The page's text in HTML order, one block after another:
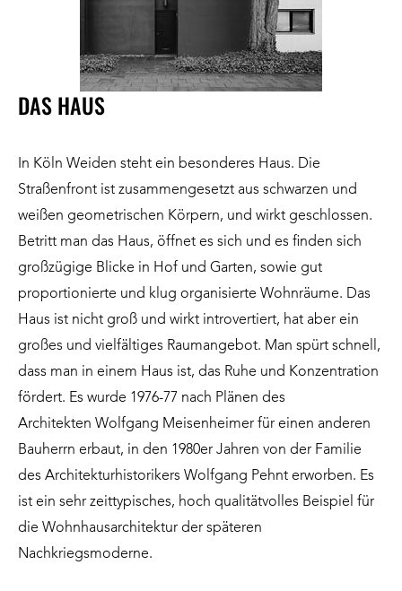
DAS HAUS
In Köln Weiden steht ein besonderes Haus. Die
Straßenfront ist zusammengesetzt aus schwarzen und
weißen geometrischen Körpern, und wirkt geschlossen.
Betritt man das Haus, öffnet es sich und es finden sich
großzügige Blicke in Hof und Garten, sowie gut
proportionierte und klug organisierte Wohnräume. Das
Haus ist nicht groß und wirkt introvertiert, hat aber ein
großes und vielfältiges Raumangebot. Man spürt schnell,
dass man in einem Haus ist, das Ruhe und Konzentration
fördert. Es wurde 1976-77 nach Plänen des
Architekten Wolfgang Meisenheimer für einen anderen
Bauherrn erbaut, in den 1980er Jahren von der Familie
des Architekturhistorikers Wolfgang Pehnt erworben. Es
ist ein sehr zeittypisches, hoch qualitätvolles Beispiel für
die Wohnhausarchitektur der späteren
Nachkriegsmoderne.